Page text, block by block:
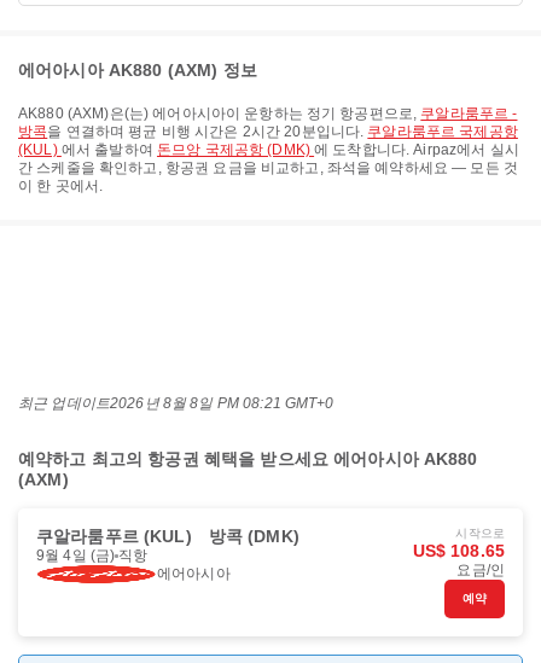
에어아시아 AK880 (AXM) 정보
AK880(AXM)은(는)에어아시아이 운항하는 정기 항공편으로, 쿠알라룸푸르 -
방콕을 연결하며 평균 비행 시간은 2시간 20분입니다. 쿠알라룸푸르 국제공항
(KUL) 에서 출발하여 돈므앙 국제공항 (DMK)에 도착합니다. Airpaz에서 실시
간 스케줄을 확인하고, 항공권 요금을 비교하고, 좌석을 예약하세요 — 모든 것
이 한 곳에서.
최근 업데이트2026년 8월 8일 PM 08:21 GMT+0
예약하고 최고의 항공권 혜택을 받으세요 에어아시아 AK880
(AXM)
쿠알라룸푸르 (KUL) 방콕 (DMK)
9월 4일 (금) 직항
에어아시아
시작으로
US$ 108.65
요금/인
예약